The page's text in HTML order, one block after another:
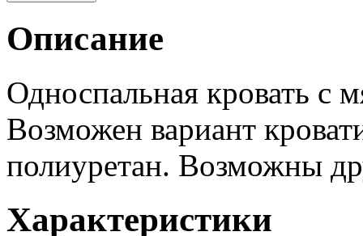
Описание
Односпальная кровать с
Возможен вариант
полиуретан. Возможны
Характеристики